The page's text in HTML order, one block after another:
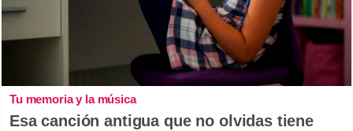
Tu memoria y la música
Esa canción antigua que no olvidas tiene